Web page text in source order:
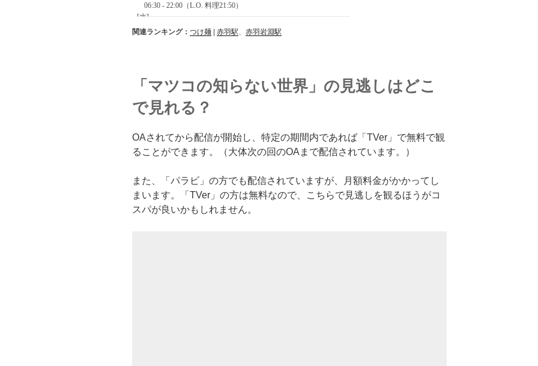
関連ランキング： つけ麺 赤羽駅、 赤羽岩淵駅
「マツコの知らない世界」の見逃しはどこ
で見れる？
OAされてから配信が開始し、特定の期間内であれば「TVer」で無料で観
ることができます。（大体次の回のOAまで配信されています。）
また、「パラビ」の方でも配信されていますが、月額料金がかかってし
まいます。「TVer」の方は無料なので、こちらで見逃しを観るほうがコ
スパが良いかもしれません。